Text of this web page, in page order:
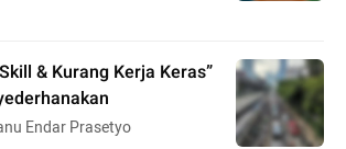
& Kurang Kerja Keras”
Endar Prasetyo